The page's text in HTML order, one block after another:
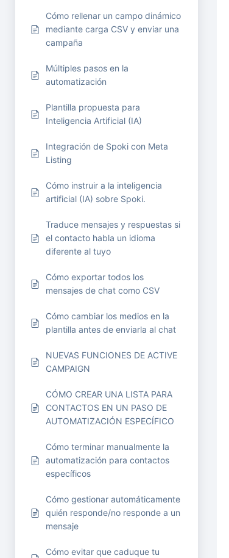
Cómo rellenar un campo dinámico
mediante carga CSV y enviar una
campaña
Múltiples pasos en la
automatización
Plantilla propuesta para
Inteligencia Artificial (IA)
Integración de Spoki con Meta
Listing
Cómo instruir a la inteligencia
artificial (IA) sobre Spoki.
Traduce mensajes y respuestas si
el contacto habla un idioma
diferente al tuyo
Cómo exportar todos los
mensajes de chat como CSV
Cómo cambiar los medios en la
plantilla antes de enviarla al chat
NUEVAS FUNCIONES DE ACTIVE
CAMPAIGN
CÓMO CREAR UNA LISTA PARA
CONTACTOS EN UN PASO DE
AUTOMATIZACIÓN ESPECÍFICO
Cómo terminar manualmente la
automatización para contactos
específicos
Cómo gestionar automáticamente
quién responde/no responde a un
mensaje
Cómo evitar que caduque tu